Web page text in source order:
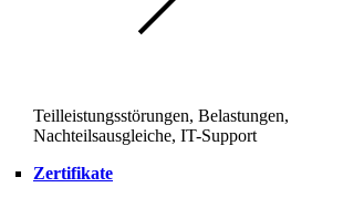
Teilleistungsstörungen, Belastungen,
Nachteilsausgleiche, IT-Support
Zertifikate